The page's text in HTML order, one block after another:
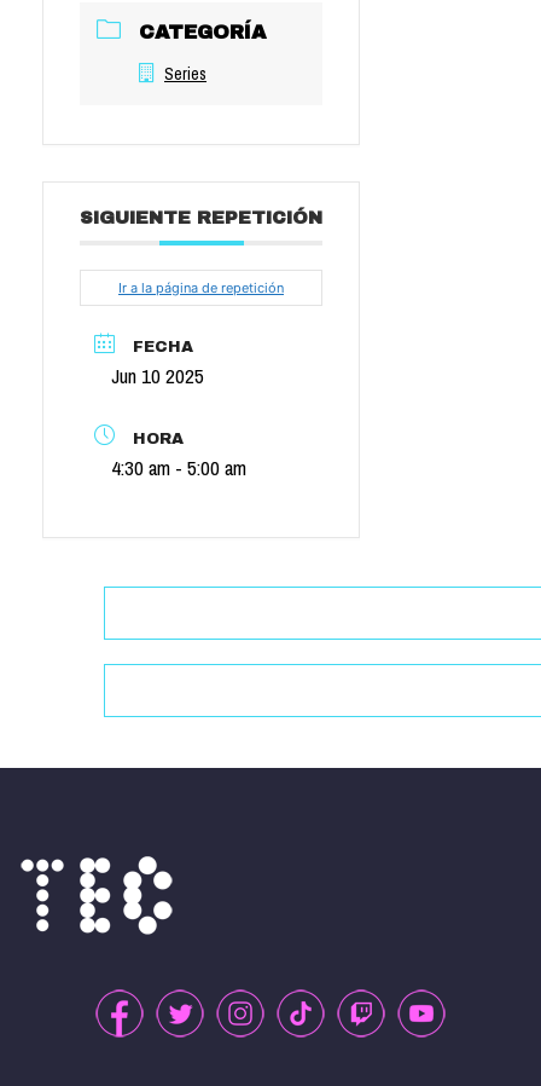
CATEGORÍA
Series
SIGUIENTE REPETICIÓN
Ir a la página de repetición
FECHA
Jun 10 2025
HORA
4:30 am - 5:00 am